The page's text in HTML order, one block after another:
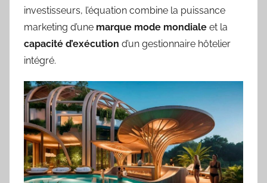
investisseurs, l’équation combine la puissance
marketing d’une marque mode mondiale et la
capacité d’exécution d’un gestionnaire hôtelier
intégré.